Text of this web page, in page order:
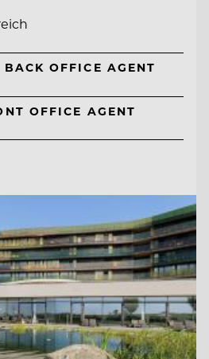
BACK OFFICE AGENT
OFFICE AGENT